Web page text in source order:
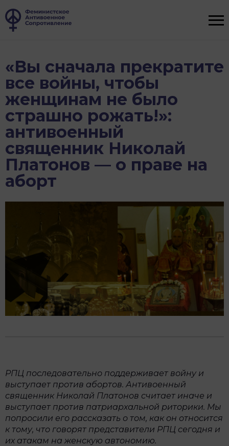
«Вы сначала прекратите
все войны, чтобы
женщинам не было
страшно рожать!»:
антивоенный
священник Николай
Платонов — о праве на
аборт
РПЦ последовательно поддерживает войну и
выступает против абортов. Антивоенный
священник Николай Платонов считает иначе и
выступает против патриархальной риторики. Мы
попросили его рассказать о том, как он относится
к тому, что говорят представители РПЦ сегодня и
их атакам на женскую автономию.